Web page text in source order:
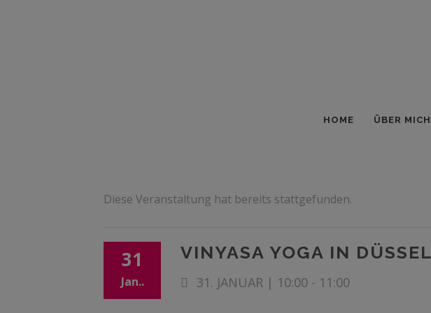
HOME ÜBER MICH
Diese Veranstaltung hat bereits stattgefunden.
31
Jan..
VINYASA YOGA IN
31. JANUAR | 10:00 - 11:00